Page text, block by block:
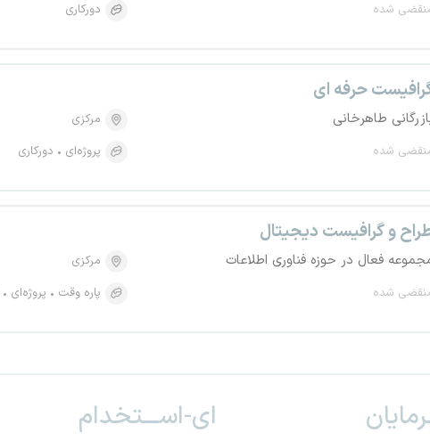
شده
دورکاری
حرفه ای
طاهرخانی
شده
مرکزی
پروژه‌ای
دورکاری
و گرافیست دیجیتال
فعال در حوزه فناوری اطلاعات
شده
مرکزی
پاره وقت
پروژه‌ای
ای-اســـتخدام